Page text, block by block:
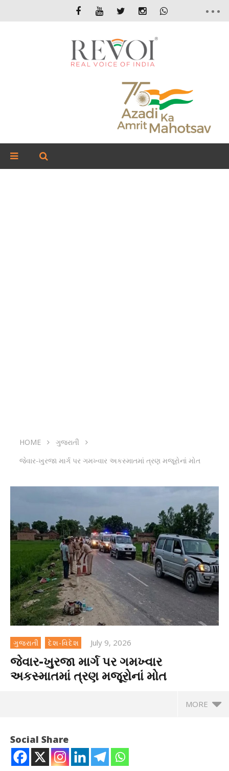
HOME
ગુજરાતી
જેવાર-ખુરજા માર્ગ પર ગમખ્વાર અકસ્માતમાં ત્રણ મજૂરોનાં મોત
ગુજરાતી દેશ-વિદેશ July 9, 2026
જેવાર-ખુરજા માર્ગ પર ગમખ્વાર
અકસ્માતમાં ત્રણ મજૂરોનાં મોત
MORE
Social Share